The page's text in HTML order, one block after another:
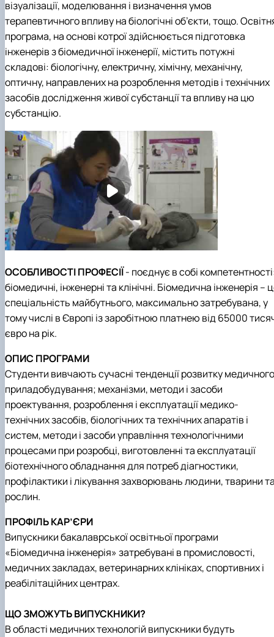
візуалізації, моделювання і визначення умов
терапевтичного впливу на біологічні об’єкти, тощо.
програма, на основі котрої здійснюється підготовка
інженерів з біомедичної інженерії, містить потужні
складові: біологічну, електричну, хімічну, механічну,
оптичну, направлених на розроблення методів і технічних
засобів дослідження живої субстанції та впливу на цю
субстанцію.
ОСОБЛИВОСТІ ПРОФЕСІЇ- поєднує в собі
біомедичні, інженерні та клінічні. Біомедична інженерія –
спеціальність майбутнього, максимально затребувана, у
тому числі в Європі із заробітною платнею від 65000
євро на рік.
ОПИС ПРОГРАМИ
Студенти вивчають сучасні тенденції розвитку медичного
приладобудування; механізми, методи і засоби
проектування, розроблення і експлуатації медико-
технічних засобів, біологічних та технічних апаратів і
систем, методи і засоби управління технологічними
процесами при розробці, виготовленні та експлуатації
біотехнічного обладнання для потреб діагностики,
профілактики і лікування захворювань людини, тварини
рослин.
ПРОФІЛЬ КАР’ЄРИ
Випускники бакалаврської освітньої програми
«Біомедична інженерія» затребувані в промисловості,
медичних закладах, ветеринарних клініках, спортивних і
реабілітаційних центрах.
ЩО ЗМОЖУТЬ ВИПУСКНИКИ?
В області медичних технологій випускники будуть